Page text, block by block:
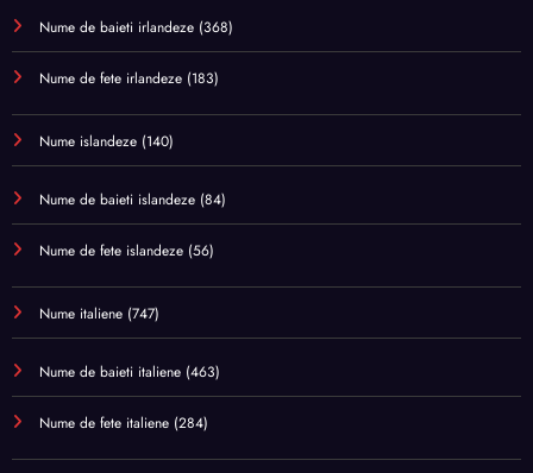
Nume de baieti irlandeze (368)
Nume de fete irlandeze (183)
Nume islandeze (140)
Nume de baieti islandeze (84)
Nume de fete islandeze (56)
Nume italiene (747)
Nume de baieti italiene (463)
Nume de fete italiene (284)